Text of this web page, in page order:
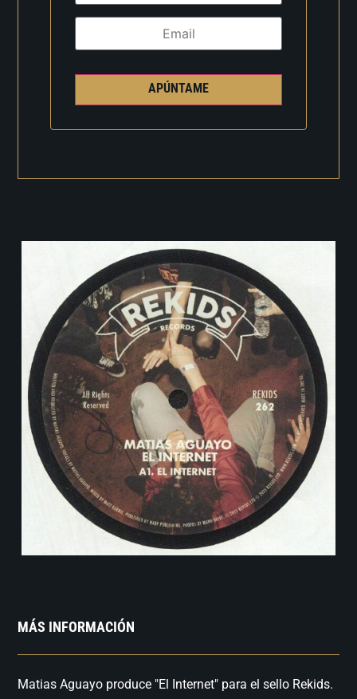
APÚNTAME
MÁS INFORMACIÓN
Matias Aguayo produce "El Internet" para el sello Rekids.